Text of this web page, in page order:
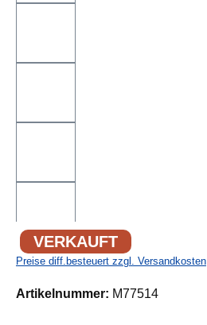
VERKAUFT
Preise diff.besteuert zzgl. Versandkosten
Artikelnummer: M77514